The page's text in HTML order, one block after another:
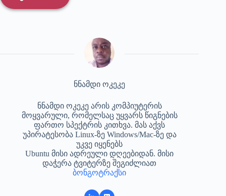
ნნამდი ოკეკე
ნნამდი ოკეკე არის კომპიუტერის
მოყვარული, რომელსაც უყვარს წიგნების
ფართო სპექტრის კითხვა. მას აქვს
უპირატესობა Linux-ზე Windows/Mac-ზე და
უკვე იყენებს
Ubuntu მისი ადრეული დღეებიდან. მისი
დაჭერა ტვიტერზე შეგიძლიათ
ბონგოტრაქსი